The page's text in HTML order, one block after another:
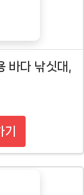
바다 낚싯대,